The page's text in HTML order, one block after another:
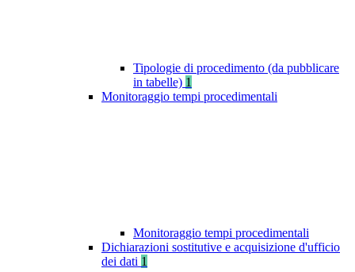
Tipologie di procedimento (da pubblicare
in tabelle) 1
Monitoraggio tempi procedimentali
Monitoraggio tempi procedimentali
Dichiarazioni sostitutive e acquisizione d'ufficio
dei dati 1